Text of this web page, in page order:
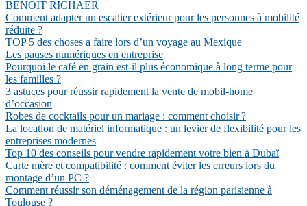
BENOIT RICHAER
Comment adapter un escalier extérieur pour les personnes à mobilité
réduite ?
TOP 5 des choses a faire lors d’un voyage au Mexique
Les pauses numériques en entreprise
Pourquoi le café en grain est-il plus économique à long terme pour
les familles ?
3 astuces pour réussir rapidement la vente de mobil-home
d’occasion
Robes de cocktails pour un mariage : comment choisir ?
La location de matériel informatique : un levier de flexibilité pour les
entreprises modernes
Top 10 des conseils pour vendre rapidement votre bien à Dubaï
Carte mère et compatibilité : comment éviter les erreurs lors du
montage d’un PC ?
Comment réussir son déménagement de la région parisienne à
Toulouse ?